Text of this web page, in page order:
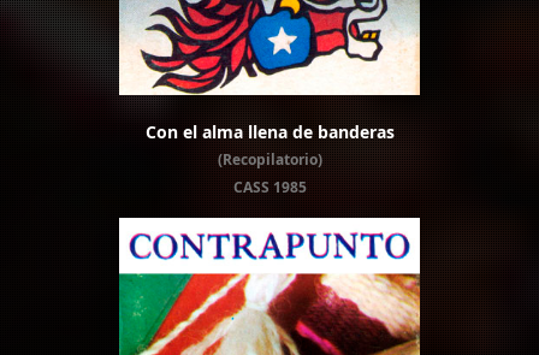
Con el alma llena de banderas
(Recopilatorio)
CASS 1985